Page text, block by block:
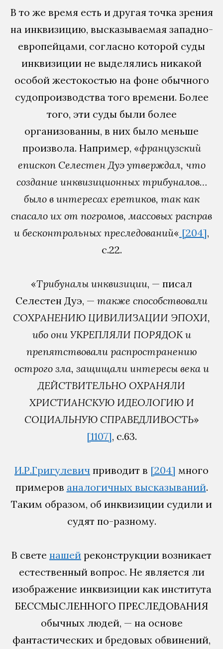
В то же время есть и другая точка зрения
на инквизицию, высказываемая западно-
европейцами, согласно которой суды
инквизиции не выделялись никакой
особой жестокостью на фоне обычного
судопроизводства того времени. Более
того, эти суды были более
организованны, в них было меньше
произвола. Например, «французский
епископ Селестен Дуэ утверждал, что
создание инквизиционных трибуналов…
было в интересах еретиков, так как
спасало их от погромов, массовых расправ
и бесконтрольных преследований« [204],
с.22.
«Трибуналы инквизиции, — писал
Селестен Дуэ, — также способствовали
СОХРАНЕНИЮ ЦИВИЛИЗАЦИИ ЭПОХИ,
ибо они УКРЕПЛЯЛИ ПОРЯДОК и
препятствовали распространению
острого зла, защищали интересы века и
ДЕЙСТВИТЕЛЬНО ОХРАНЯЛИ
ХРИСТИАНСКУЮ ИДЕОЛОГИЮ И
СОЦИАЛЬНУЮ СПРАВЕДЛИВОСТЬ»
[1107], с.63.
И.Р.Григулевич приводит в [204] много
примеров аналогичных высказываний.
Таким образом, об инквизиции судили и
судят по-разному.
В свете нашей реконструкции возникает
естественный вопрос. Не является ли
изображение инквизиции как института
БЕССМЫСЛЕННОГО ПРЕСЛЕДОВАНИЯ
обычных людей, — на основе
фантастических и бредовых обвинений,